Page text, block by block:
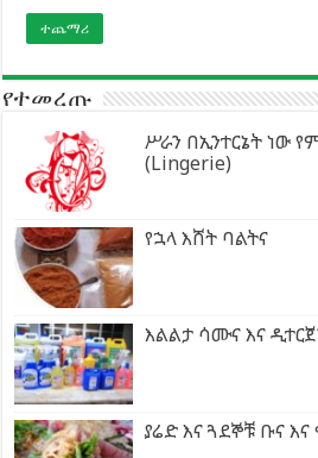
ተጨማሪ
የተመረጡ
ሥራን በኢንተርኔት ነው
(Lingerie)
የኋላ እሸት ባልትና
እልልታ ሳሙና እና
ያሬድ እና ጓደኞቹ ቡና እና